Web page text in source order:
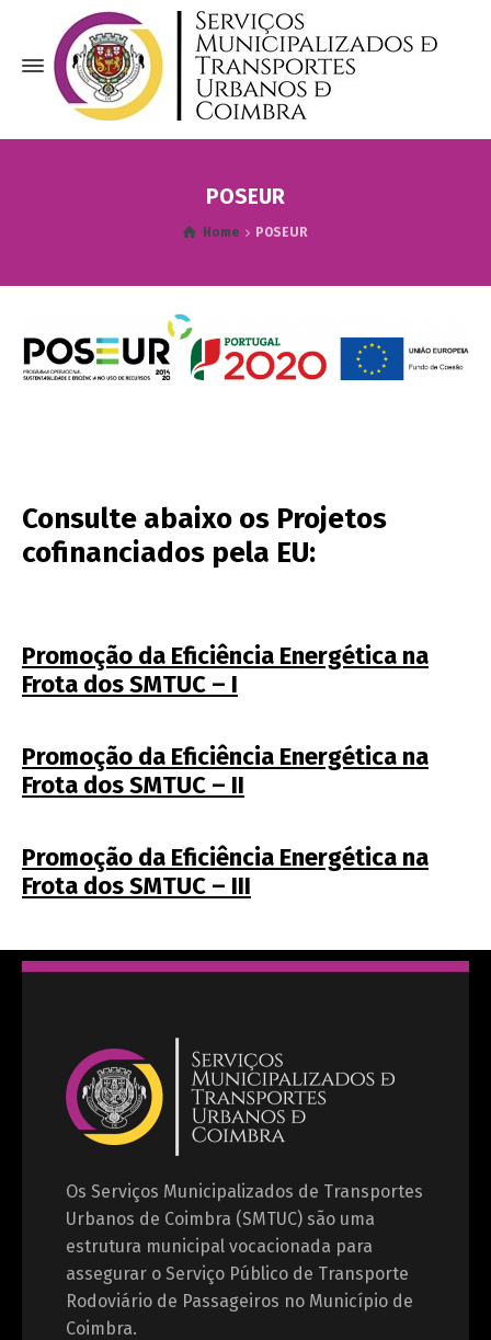
POSEUR
Home POSEUR
Consulte abaixo os Projetos
cofinanciados pela EU:
Promoção da Eficiência Energética na
Frota dos SMTUC – I
Promoção da Eficiência Energética na
Frota dos SMTUC – II
Promoção da Eficiência Energética na
Frota dos SMTUC – III
Os Serviços Municipalizados de Transportes
Urbanos de Coimbra (SMTUC) são uma
estrutura municipal vocacionada para
assegurar o Serviço Público de Transporte
Rodoviário de Passageiros no Município de
Coimbra.